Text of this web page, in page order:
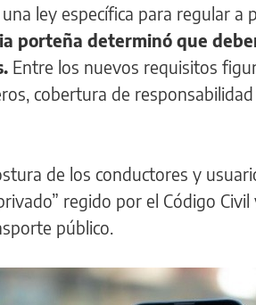
ley específica para regular a
porteña determinó que
Entre los nuevos requisitos
cobertura de
de los conductores y
regido por el Código Civil
público.